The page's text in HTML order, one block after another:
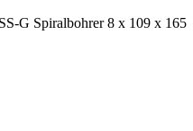
G Spiralbohrer 8 x 109 x 165